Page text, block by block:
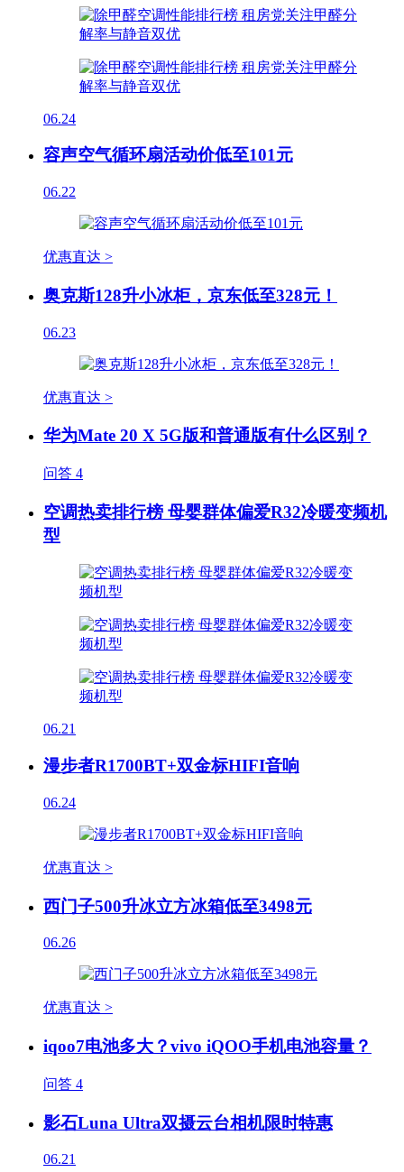
06.24
容声空气循环扇活动价低至101元
06.22
优惠直达 >
奥克斯128升小冰柜，京东低至328元！
06.23
优惠直达 >
华为Mate 20 X 5G版和普通版有什么区别？
问答 4
空调热卖排行榜 母婴群体偏爱R32冷暖变频机
型
06.21
漫步者R1700BT+双金标HIFI音响
06.24
优惠直达 >
西门子500升冰立方冰箱低至3498元
06.26
优惠直达 >
iqoo7电池多大？vivo iQOO手机电池容量？
问答 4
影石Luna Ultra双摄云台相机限时特惠
06.21